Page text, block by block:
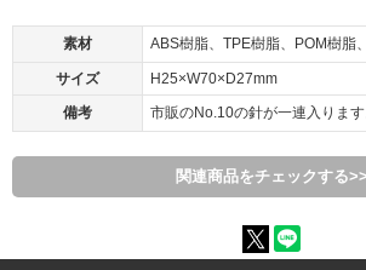
素材 ABS樹脂、TPE樹脂、POM樹脂
サイズ
H25×W70×D27mm
備考
市販のNo.10の針が一連入ります
関連商品をチェックする>>